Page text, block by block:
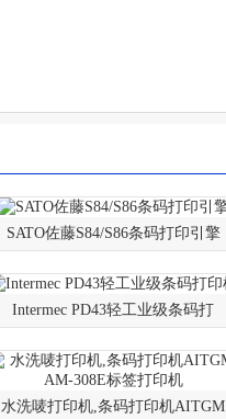
SATO佐藤S84/S86条码打印引擎
Intermec PD43轻工业级条码打
水洗唛打印机,条码打印机AITGM